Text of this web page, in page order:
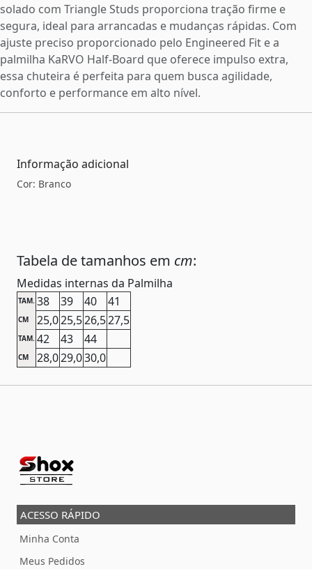
solado com Triangle Studs proporciona tração firme e
segura, ideal para arrancadas e mudanças rápidas. Com
ajuste preciso proporcionado pelo Engineered Fit e a
palmilha KaRVO Half-Board que oferece impulso extra,
essa chuteira é perfeita para quem busca agilidade,
conforto e performance em alto nível.
Informação adicional
Cor: Branco
Tabela de tamanhos em cm:
Medidas internas da Palmilha
TAM. 38 39 40 41
CM 25,025,526,527,5
TAM. 42 43 44
CM 28,029,030,0
ACESSO RÁPIDO
Minha Conta
Meus Pedidos